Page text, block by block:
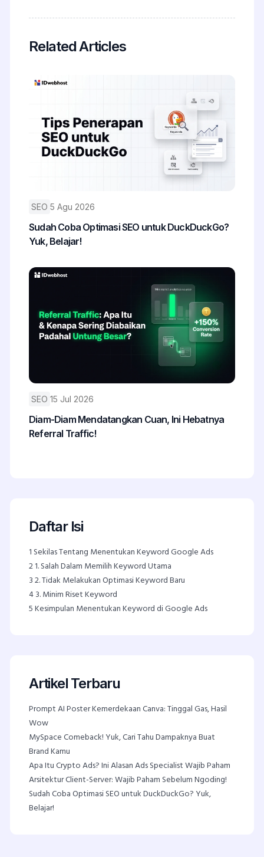
Related Articles
SEO 5 Agu 2026
Sudah Coba Optimasi SEO untuk DuckDuckGo?
Yuk, Belajar!
SEO 15 Jul 2026
Diam-Diam Mendatangkan Cuan, Ini Hebatnya
Referral Traffic!
Daftar Isi
1 Sekilas Tentang Menentukan Keyword Google Ads
21. Salah Dalam Memilih Keyword Utama
32. Tidak Melakukan Optimasi Keyword Baru
43. Minim Riset Keyword
5Kesimpulan Menentukan Keyword di Google Ads
Artikel Terbaru
Prompt AI Poster Kemerdekaan Canva: Tinggal Gas, Hasil
Wow
MySpace Comeback! Yuk, Cari Tahu Dampaknya Buat
Brand Kamu
Apa Itu Crypto Ads? Ini Alasan Ads Specialist Wajib Paham
Arsitektur Client-Server: Wajib Paham Sebelum Ngoding!
Sudah Coba Optimasi SEO untuk DuckDuckGo? Yuk,
Belajar!